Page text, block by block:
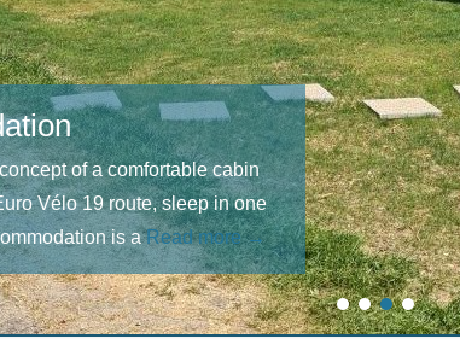
of a comfortable cabin
Vélo 19 route, sleep in one
is aRead more →
1 2 3 4